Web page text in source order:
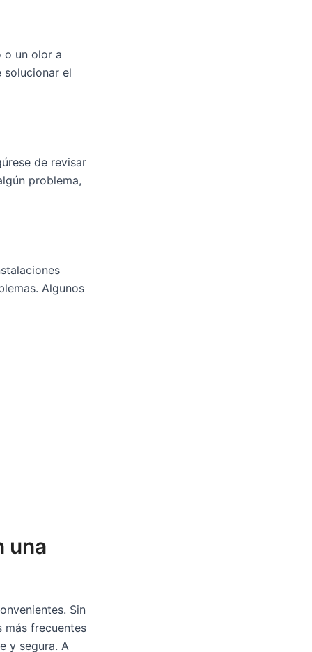
o un olor a
solucionar el
de revisar
problema,
Algunos
una
Sin
más frecuentes
y segura. A